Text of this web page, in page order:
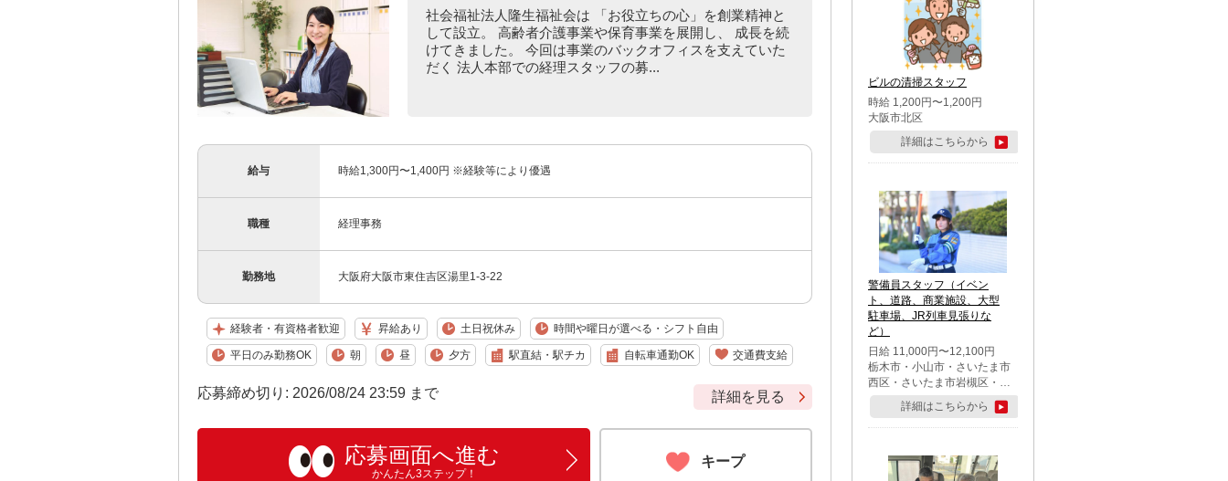
社会福祉法人隆生福祉会は 「お役立ちの心」を創業精神と
して設立。 高齢者介護事業や保育事業を展開し、 成長を続
けてきました。 今回は事業のバックオフィスを支えていた
だく 法人本部での経理スタッフの募...
給与 時給1,300円〜1,400円 ※経験等により優遇
職種 経理事務
勤務地 大阪府大阪市東住吉区湯里1-3-22
経験者・有資格者歓迎 昇給あり 土日祝休み 時間や曜日が選べる・シフト自由
平日のみ勤務OK 朝 昼 夕方 駅直結・駅チカ 自転車通勤OK 交通費支給
応募締め切り: 2026/08/24 23:59 まで 詳細を見る
応募画面へ進む
かんたん3ステップ！
キープ
区・市川市・松戸市・習志野
市・柏市・流山市・八千代
市・足立区・江戸川区・八王
子市・町田市
ビルの清掃スタッフ
時給 1,200円〜1,200円
大阪市北区
詳細はこちらから
警備員スタッフ（イベン
ト、道路、商業施設、大型
駐車場、JR列車見張りな
ど）
日給 11,000円〜12,100円
栃木市・小山市・さいたま市
西区・さいたま市岩槻区・久
喜市・蓮田市
詳細はこちらから